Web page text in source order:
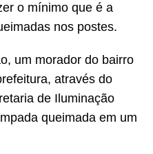
o mínimo que é a
nos postes.
um morador do bairro
através do
de Iluminação
queimada em um